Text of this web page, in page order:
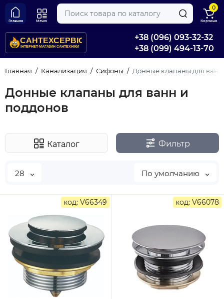
+38 (096) 093-32-32
+38 (099) 494-13-70
Главная Меню
0
Корзина
Главная Канализация Сифоны Донные клапаны для
Донные клапаны для ванн и
поддонов
Каталог Фильтр
28 По умолчанию
код: V66349 код: V66078